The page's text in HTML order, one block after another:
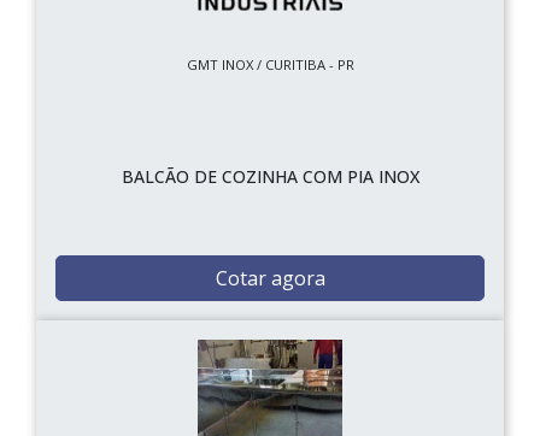
GMT INOX / CURITIBA - PR
BALCÃO DE COZINHA COM PIA INOX
Cotar agora